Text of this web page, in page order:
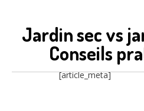
Jardin sec vs
Conseils
[article_meta]